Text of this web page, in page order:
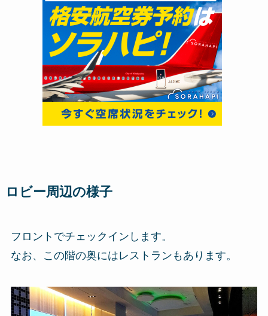
ロビー周辺の様子
フロントでチェックインします。
なお、この階の奥にはレストランもあります。